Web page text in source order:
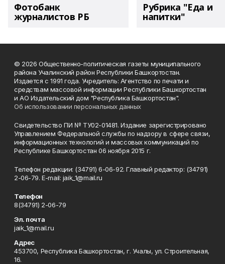
Фотобанк
журналистов РБ
Рубрика "Еда и
напитки"
© 2026 Общественно-политическая газеты муниципального
района Учалинский район Республики Башкортостан.
Издается с 1991 года. Учредитель: Агентство по печати и
средствам массовой информации Республики Башкортостан
и АО Издательский дом "Республика Башкортостан".
Об использовании персональных данных
Свидетельство ПИ № ТУ02-01481. Издание зарегистрировано
Управлением Федеральной службы по надзору в сфере связи,
информационных технологий и массовых коммуникаций по
Республике Башкортостан 06 ноября 2015 г.
Телефон редакции: (34791) 6-06-92. Главный редактор: (34791)
2-06-79. Е-mаil: jaik_1@mail.ru
Телефон
8(34791) 2-06-79
Эл. почта
jaik_1@mail.ru
Адрес
453700, Республика Башкортостан, г. Учалы, ул. Строительная,
16.